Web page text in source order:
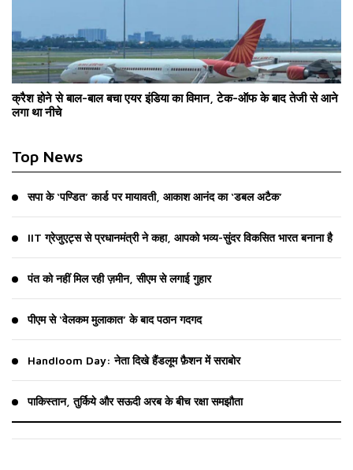
क्रैश होने से बाल-बाल बचा एयर इंडिया का विमान, टेक-ऑफ के बाद तेजी से आने
लगा था नीचे
Top News
सपा के ‘पण्डित’ कार्ड पर मायावती, आकाश आनंद का ‘डबल अटैक’
IIT ग्रेजुएट्स से प्रधानमंत्री ने कहा, आपको भव्य-सुंदर विकसित भारत बनाना है
पंत को नहीं मिल रही ज़मीन, सीएम से लगाई गुहार
पीएम से ‘वेलकम मुलाकात’ के बाद पठान गदगद
Handloom Day: नेता दिखे हैंडलूम फ़ैशन में सराबोर
पाकिस्तान, तुर्किये और सऊदी अरब के बीच रक्षा समझौता